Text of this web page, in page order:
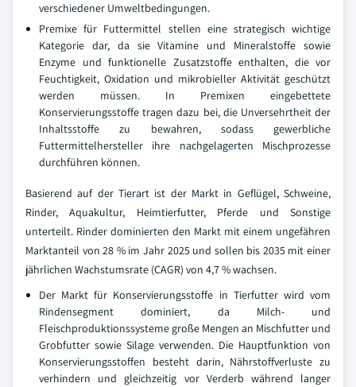
verschiedener Umweltbedingungen.
Premixe für Futtermittel stellen eine strategisch wichtige
Kategorie dar, da sie Vitamine und Mineralstoffe sowie
Enzyme und funktionelle Zusatzstoffe enthalten, die vor
Feuchtigkeit, Oxidation und mikrobieller Aktivität geschützt
werden müssen. In Premixen eingebettete
Konservierungsstoffe tragen dazu bei, die Unversehrtheit der
Inhaltsstoffe zu bewahren, sodass gewerbliche
Futtermittelhersteller ihre nachgelagerten Mischprozesse
durchführen können.
Basierend auf der Tierart ist der Markt in Geflügel, Schweine,
Rinder, Aquakultur, Heimtierfutter, Pferde und Sonstige
unterteilt. Rinder dominierten den Markt mit einem ungefähren
Marktanteil von 28 % im Jahr 2025 und sollen bis 2035 mit einer
jährlichen Wachstumsrate (CAGR) von 4,7 % wachsen.
Der Markt für Konservierungsstoffe in Tierfutter wird vom
Rindensegment dominiert, da Milch- und
Fleischproduktionssysteme große Mengen an Mischfutter und
Grobfutter sowie Silage verwenden. Die Hauptfunktion von
Konservierungsstoffen besteht darin, Nährstoffverluste zu
verhindern und gleichzeitig vor Verderb während langer